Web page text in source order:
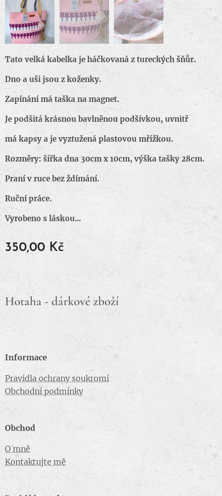
Tato velká kabelka je háčkovaná z tureckých šňůr.
Dno a uši jsou z koženky.
Zapínání má taška na magnet.
Je podšitá krásnou bavlněnou podšívkou, uvnitř
má kapsy a je vyztužená plastovou mřížkou.
Rozměry: šířka dna 30cm x 10cm, výška tašky 28cm.
Praní v ruce bez ždímání.
Ruční práce.
Vyrobeno s láskou...
350,00Kč
Hotaha - dárkové zboží
Informace
Pravidla ochrany soukromí
Obchodní podmínky
Obchod
O mně
Kontaktujte mě